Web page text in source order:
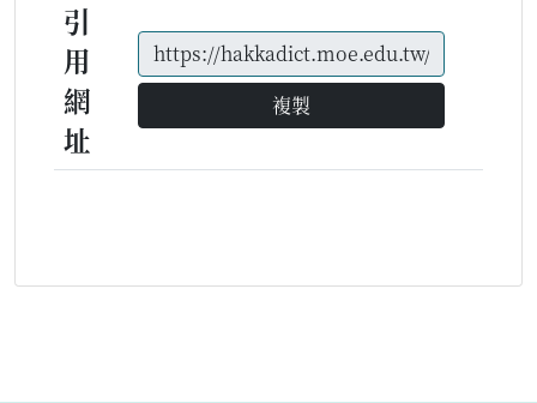
引
用
網
址
複製